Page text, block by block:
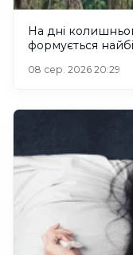
На дні
формується
08 сер. 2026 20:29